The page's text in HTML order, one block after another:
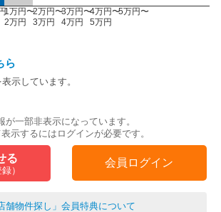
1万円〜
2万円
2万円〜
3万円
3万円〜
4万円
4万円〜
5万円
5万円〜
ら
示しています。
が一部非表示になっています。
示するにはログインが必要です。
る
）
会員ログイン
舗物件探し」会員特典について